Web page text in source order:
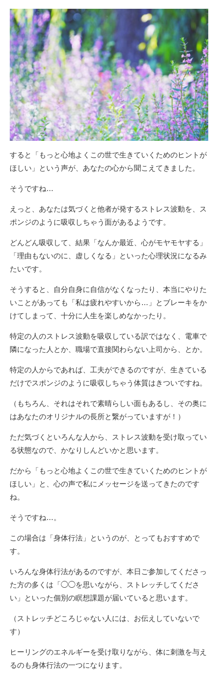
すると「もっと心地よくこの世で生きていくためのヒントが
ほしい」という声が、あなたの心から聞こえてきました。
そうですね…
えっと、あなたは気づくと他者が発するストレス波動を、ス
ポンジのように吸収しちゃう面があるようです。
どんどん吸収して、結果「なんか最近、心がモヤモヤする」
「理由もないのに、虚しくなる」といった心理状況になるみ
たいです。
そうすると、自分自身に自信がなくなったり、本当にやりた
いことがあっても「私は疲れやすいから…」とブレーキをか
けてしまって、十分に人生を楽しめなかったり。
特定の人のストレス波動を吸収している訳ではなく、電車で
隣になった人とか、職場で直接関わらない上司から、とか。
特定の人からであれば、工夫ができるのですが、生きている
だけでスポンジのように吸収しちゃう体質はきついですね。
（もちろん、それはそれで素晴らしい面もあるし、その奥に
はあなたのオリジナルの長所と繋がっていますが！）
ただ気づくといろんな人から、ストレス波動を受け取ってい
る状態なので、かなりしんどいかと思います。
だから「もっと心地よくこの世で生きていくためのヒントが
ほしい」と、心の声で私にメッセージを送ってきたのです
ね。
そうですね…。
この場合は「身体行法」というのが、とってもおすすめで
す。
いろんな身体行法があるのですが、本日ご参加してくださっ
た方の多くは「◯◯を思いながら、ストレッチしてくださ
い」といった個別の瞑想課題が届いていると思います。
（ストレッチどころじゃない人には、お伝えしていないで
す）
ヒーリングのエネルギーを受け取りながら、体に刺激を与え
るのも身体行法の一つになります。